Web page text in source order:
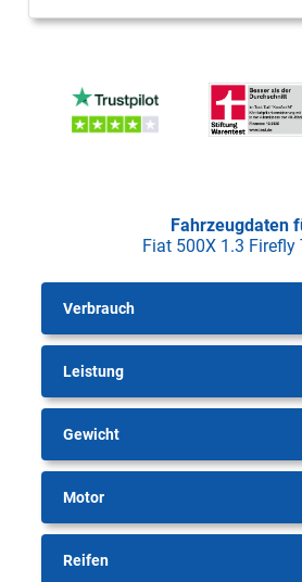
Fahrzeugdaten
Fiat 500X 1.3 Firefly
Verbrauch
Leistung
Gewicht
Motor
Reifen